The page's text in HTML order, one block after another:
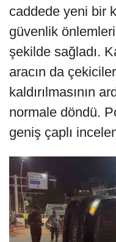
caddede yeni bir
güvenlik
şekilde sağladı.
aracın da
kaldırılmasının
normale döndü.
geniş çaplı